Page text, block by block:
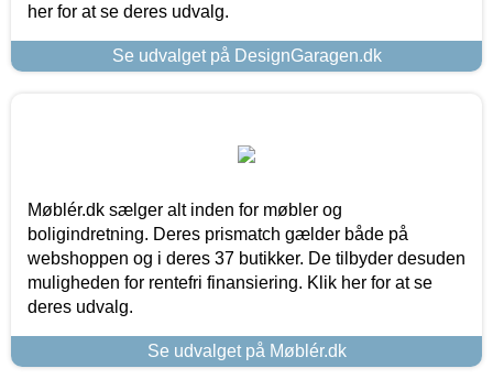
her for at se deres udvalg.
Se udvalget på DesignGaragen.dk
Møblér.dk sælger alt inden for møbler og
boligindretning. Deres prismatch gælder både på
webshoppen og i deres 37 butikker. De tilbyder desuden
muligheden for rentefri finansiering. Klik her for at se
deres udvalg.
Se udvalget på Møblér.dk